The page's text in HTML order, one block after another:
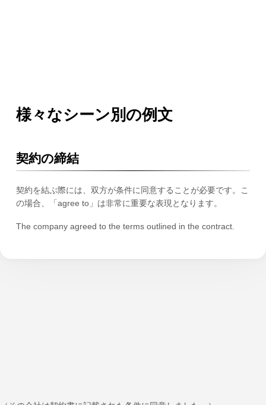
様々なシーン別の例文
契約の締結
契約を結ぶ際には、双方が条件に同意することが必要です。こ
の場合、「agree to」は非常に重要な表現となります。
The company agreed to the terms outlined in the contract.